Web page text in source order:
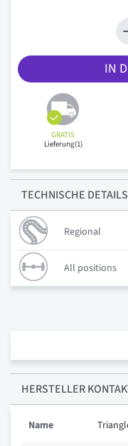
IN
GRATIS
Lieferung(1)
TECHNISCHE DETAILS
Regional
All positions
HERSTELLER
Name